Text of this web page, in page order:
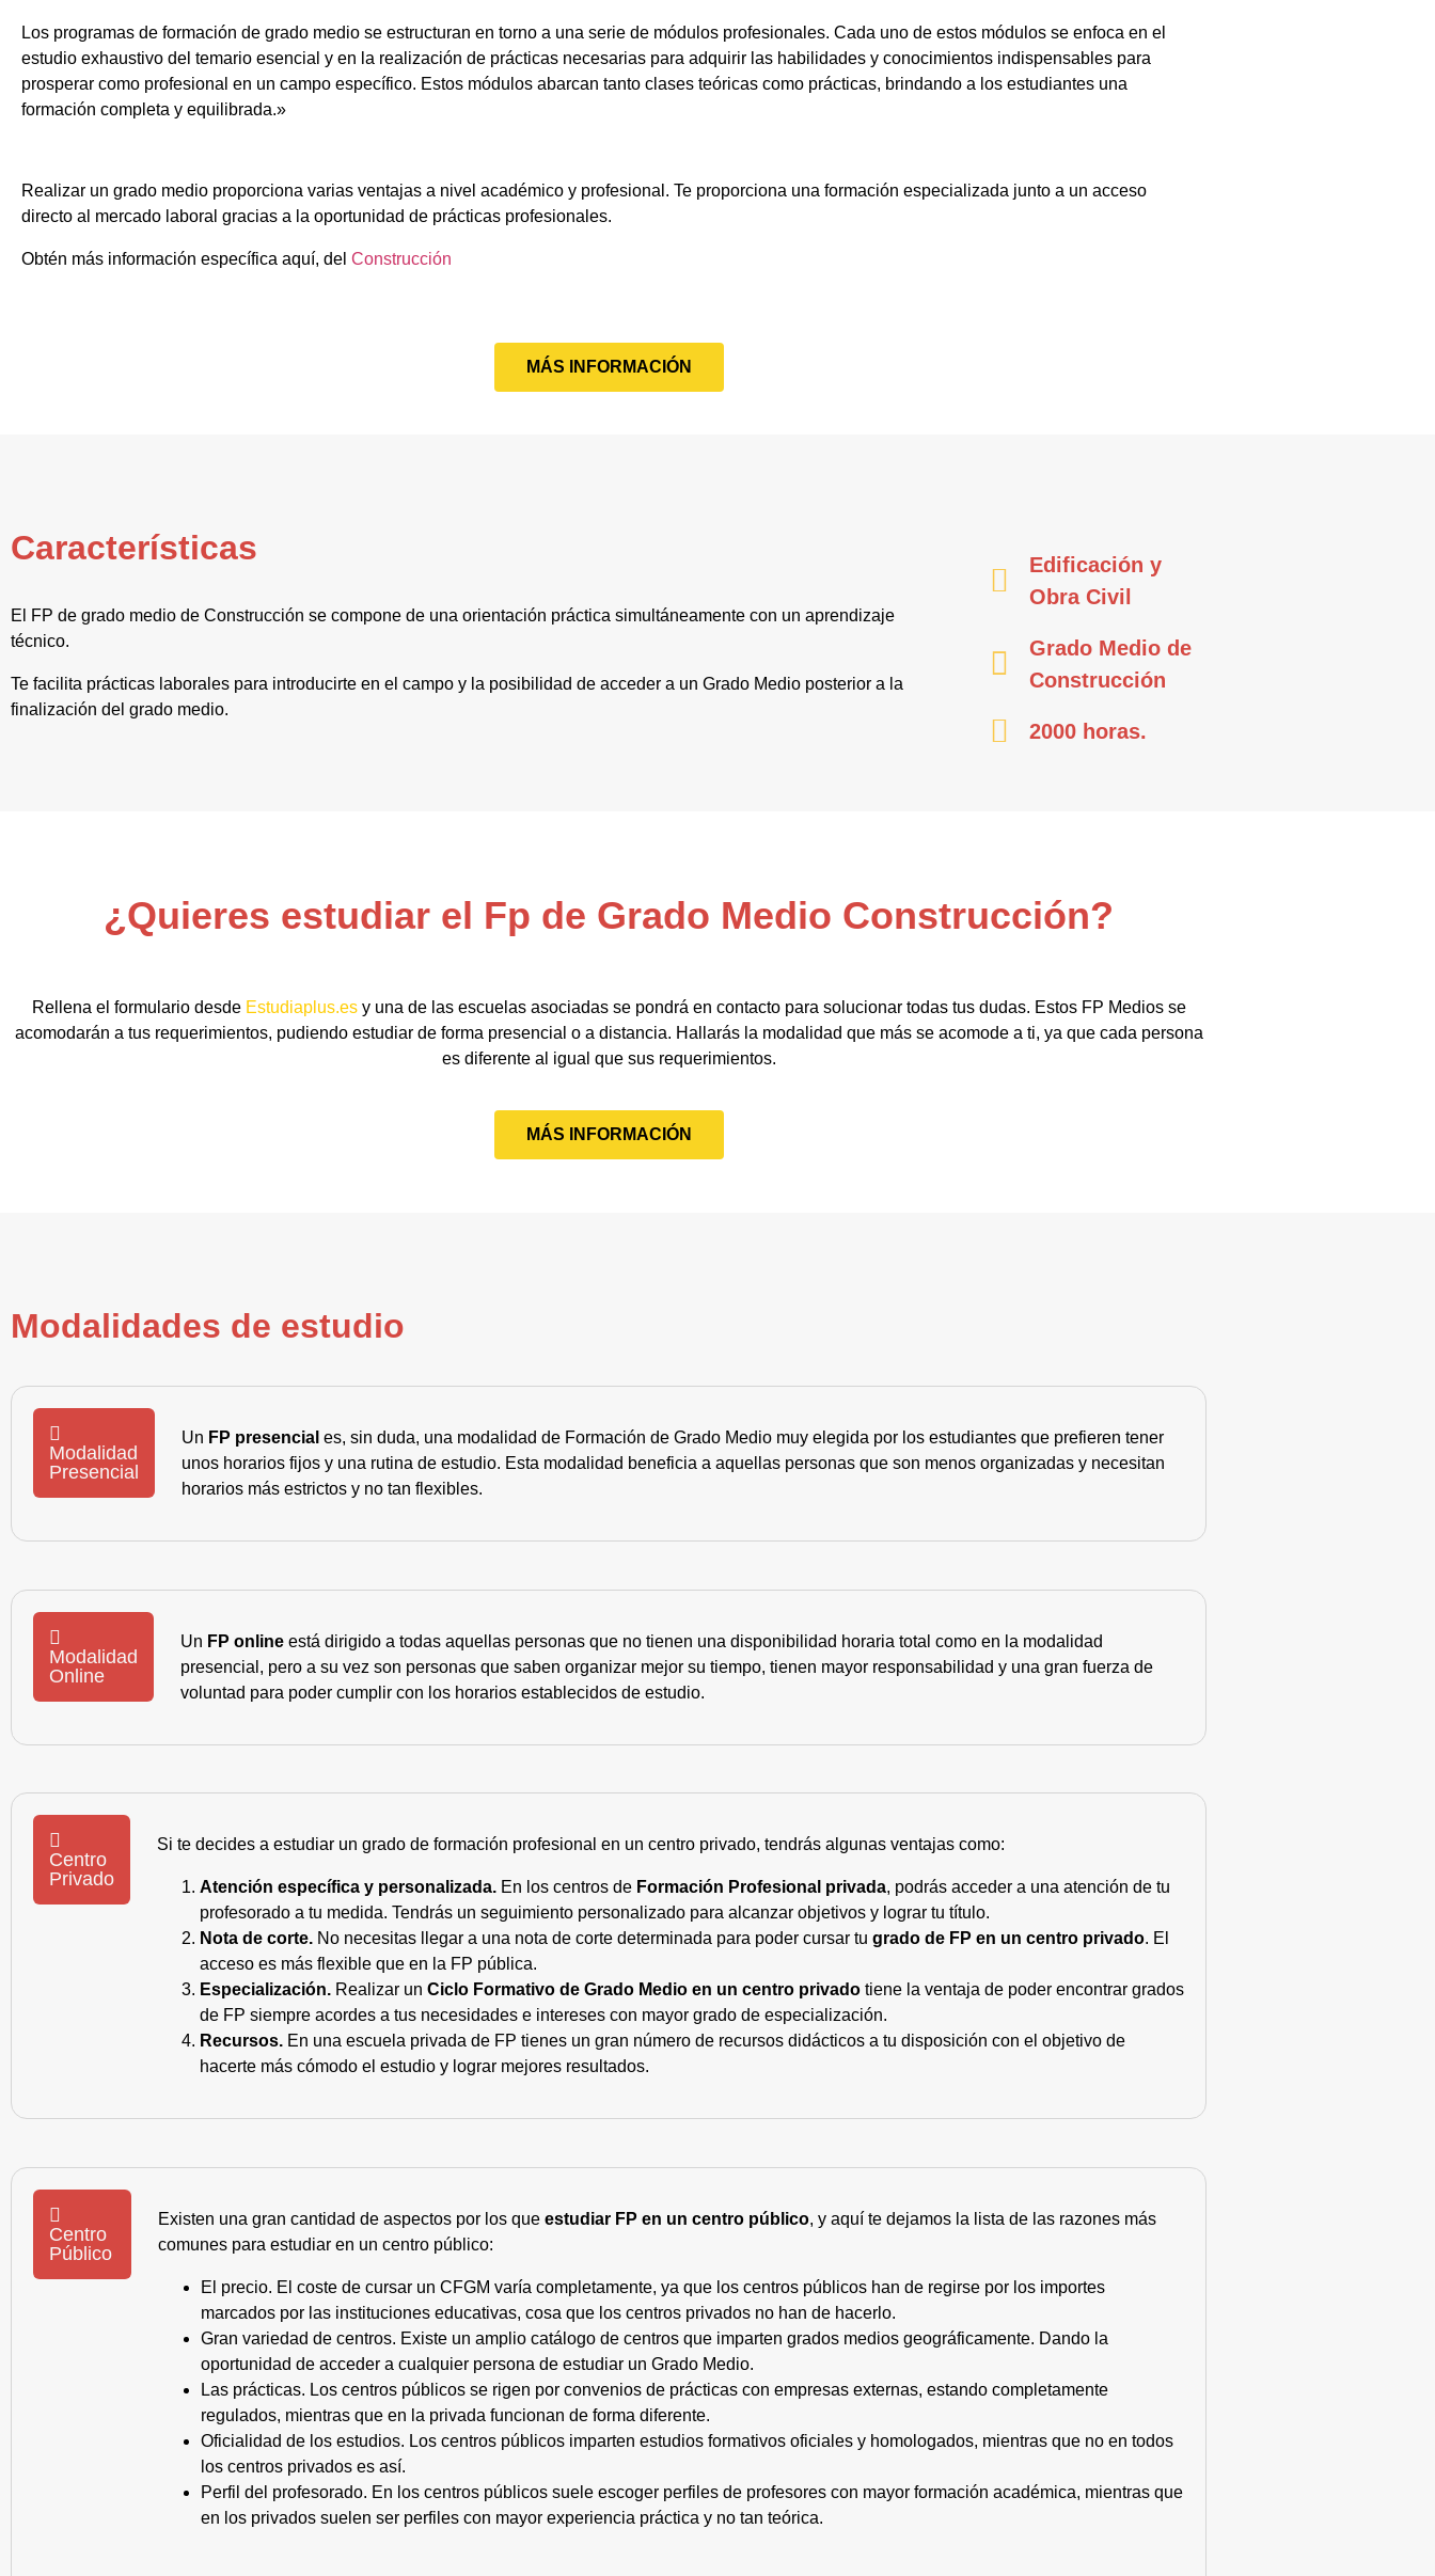
Los programas de formación de grado medio se estructuran en torno a una serie de módulos profesionales. Cada uno de estos módulos se enfoca en el
estudio exhaustivo del temario esencial y en la realización de prácticas necesarias para adquirir las habilidades y conocimientos indispensables para
prosperar como profesional en un campo específico. Estos módulos abarcan tanto clases teóricas como prácticas, brindando a los estudiantes una
formación completa y equilibrada.»
Realizar un grado medio proporciona varias ventajas a nivel académico y profesional. Te proporciona una formación especializada junto a un acceso
directo al mercado laboral gracias a la oportunidad de prácticas profesionales.
Obtén más información específica aquí, del Construcción
MÁS INFORMACIÓN
Características
El FP de grado medio de Construcción se compone de una orientación práctica simultáneamente con un aprendizaje
técnico.
Te facilita prácticas laborales para introducirte en el campo y la posibilidad de acceder a un Grado Medio posterior a la
finalización del grado medio.
Edificación y
Obra Civil
Grado Medio de
Construcción
2000 horas.
¿Quieres estudiar el Fp de Grado Medio Construcción?
Rellena el formulario desde Estudiaplus.esy una de las escuelas asociadas se pondrá en contacto para solucionar todas tus dudas. Estos FP Medios se
acomodarán a tus requerimientos, pudiendo estudiar de forma presencial o a distancia. Hallarás la modalidad que más se acomode a ti, ya que cada persona
es diferente al igual que sus requerimientos.
MÁS INFORMACIÓN
Modalidades de estudio
Modalidad
Presencial
Un FP presencial es, sin duda, una modalidad de Formación de Grado Medio muy elegida por los estudiantes que prefieren tener
unos horarios fijos y una rutina de estudio. Esta modalidad beneficia a aquellas personas que son menos organizadas y necesitan
horarios más estrictos y no tan flexibles.
Modalidad
Online
Un FP online está dirigido a todas aquellas personas que no tienen una disponibilidad horaria total como en la modalidad
presencial, pero a su vez son personas que saben organizar mejor su tiempo, tienen mayor responsabilidad y una gran fuerza de
voluntad para poder cumplir con los horarios establecidos de estudio.
Centro
Privado
Si te decides a estudiar un grado de formación profesional en un centro privado, tendrás algunas ventajas como:
Atención específica y personalizada. En los centros de Formación Profesional privada, podrás acceder a una atención de tu
profesorado a tu medida. Tendrás un seguimiento personalizado para alcanzar objetivos y lograr tu título.
Nota de corte. No necesitas llegar a una nota de corte determinada para poder cursar tu grado de FP en un centro privado. El
acceso es más flexible que en la FP pública.
Especialización. Realizar un Ciclo Formativo de Grado Medio en un centro privado tiene la ventaja de poder encontrar grados
de FP siempre acordes a tus necesidades e intereses con mayor grado de especialización.
Recursos. En una escuela privada de FP tienes un gran número de recursos didácticos a tu disposición con el objetivo de
hacerte más cómodo el estudio y lograr mejores resultados.
Centro
Público
Existen una gran cantidad de aspectos por los queestudiar FP en un centro público, y aquí te dejamos la lista de las razones más
comunes para estudiar en un centro público:
El precio. El coste de cursar un CFGM varía completamente, ya que los centros públicos han de regirse por los importes
marcados por las instituciones educativas, cosa que los centros privados no han de hacerlo.
Gran variedad de centros. Existe un amplio catálogo de centros que imparten grados medios geográficamente. Dando la
oportunidad de acceder a cualquier persona de estudiar un Grado Medio.
Las prácticas. Los centros públicos se rigen por convenios de prácticas con empresas externas, estando completamente
regulados, mientras que en la privada funcionan de forma diferente.
Oficialidad de los estudios. Los centros públicos imparten estudios formativos oficiales y homologados, mientras que no en todos
los centros privados es así.
Perfil del profesorado. En los centros públicos suele escoger perfiles de profesores con mayor formación académica, mientras que
en los privados suelen ser perfiles con mayor experiencia práctica y no tan teórica.